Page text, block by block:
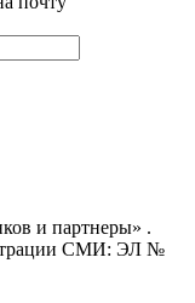
и партнеры» .
СМИ: ЭЛ №